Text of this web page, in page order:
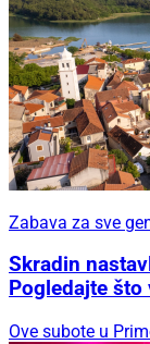
Zabava za sve
Skradin
Pogledajte
Ove subote u